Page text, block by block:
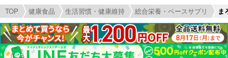
TOP 健康食品 生活習慣・健康維持 総合栄養・ベースサプリ ま